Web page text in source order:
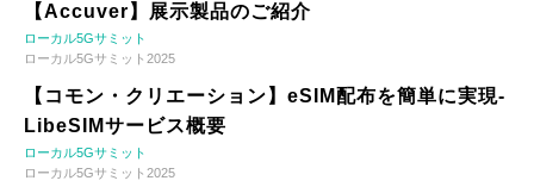
【Accuver】展示製品のご紹介
ローカル5Gサミット
ローカル5Gサミット2025
【コモン・クリエーション】eSIM配布を簡単に実現-
LibeSIMサービス概要
ローカル5Gサミット
ローカル5Gサミット2025